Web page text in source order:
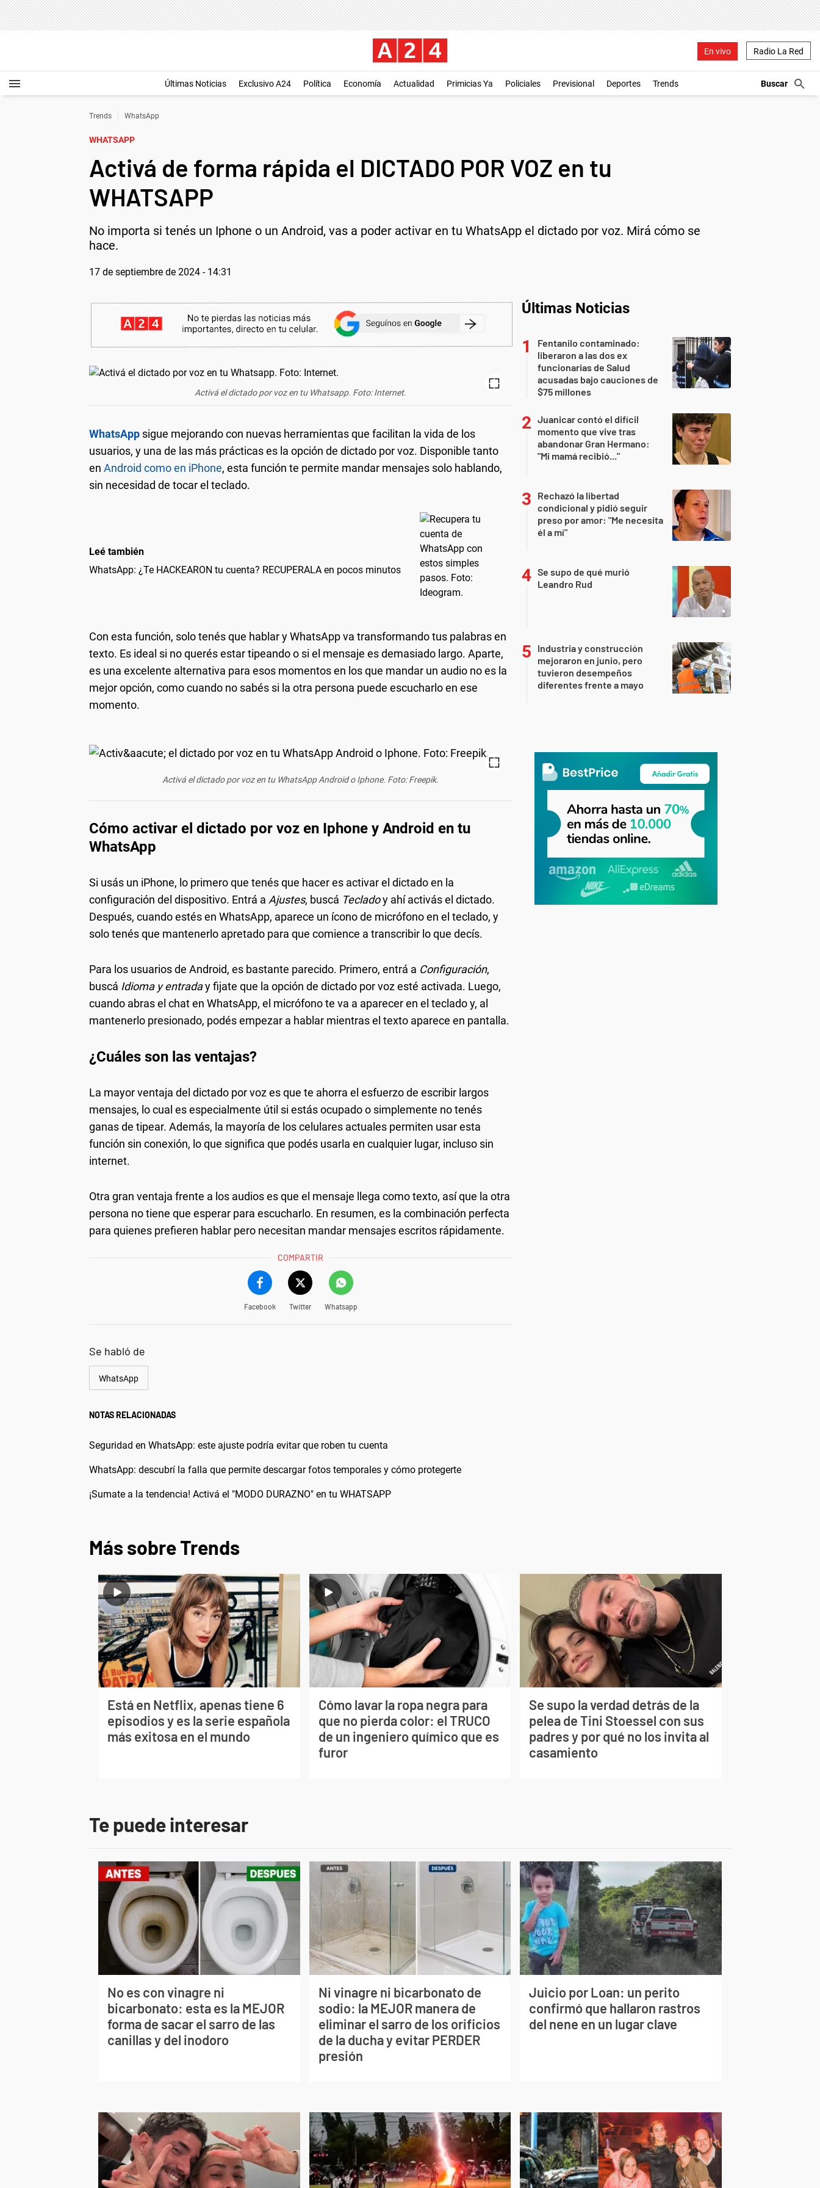
En vivo Radio La Red
Últimas Noticias Exclusivo A24 Política Economía Actualidad Primicias Ya Policiales Previsional Deportes Trends
Trends WhatsApp
WHATSAPP
Activá de forma rápida el DICTADO POR VOZ en tu
WHATSAPP
No importa si tenés un Iphone o un Android, vas a poder activar en tu WhatsApp el dictado por voz. Mirá cómo se
hace.
17 de septiembre de 2024 - 14:31
Activá el dictado por voz en tu Whatsapp. Foto: Internet.
WhatsApp sigue mejorando con nuevas herramientas que facilitan la vida de los
usuarios, y una de las más prácticas es la opción de dictado por voz. Disponible tanto
en Android como en iPhone, esta función te permite mandar mensajes solo hablando,
sin necesidad de tocar el teclado.
Leé también
WhatsApp: ¿Te HACKEARON tu cuenta? RECUPERALA en pocos minutos
Con esta función, solo tenés que hablar y WhatsApp va transformando tus palabras en
texto. Es ideal si no querés estar tipeando o si el mensaje es demasiado largo. Aparte,
es una excelente alternativa para esos momentos en los que mandar un audio no es la
mejor opción, como cuando no sabés si la otra persona puede escucharlo en ese
momento.
Activá el dictado por voz en tu WhatsApp Android o Iphone. Foto: Freepik.
Cómo activar el dictado por voz en Iphone y Android en tu
WhatsApp
Si usás un iPhone, lo primero que tenés que hacer es activar el dictado en la
configuración del dispositivo. Entrá a Ajustes, buscá Tecladoy ahí activás el dictado.
Después, cuando estés en WhatsApp, aparece un ícono de micrófono en el teclado, y
solo tenés que mantenerlo apretado para que comience a transcribir lo que decís.
Para los usuarios de Android, es bastante parecido. Primero, entrá a Configuración,
buscá Idioma y entraday fijate que la opción de dictado por voz esté activada. Luego,
cuando abras el chat en WhatsApp, el micrófono te va a aparecer en el teclado y, al
mantenerlo presionado, podés empezar a hablar mientras el texto aparece en pantalla.
¿Cuáles son las ventajas?
La mayor ventaja del dictado por voz es que te ahorra el esfuerzo de escribir largos
mensajes, lo cual es especialmente útil si estás ocupado o simplemente no tenés
ganas de tipear. Además, la mayoría de los celulares actuales permiten usar esta
función sin conexión, lo que significa que podés usarla en cualquier lugar, incluso sin
internet.
Otra gran ventaja frente a los audios es que el mensaje llega como texto, así que la otra
persona no tiene que esperar para escucharlo. En resumen, es la combinación perfecta
para quienes prefieren hablar pero necesitan mandar mensajes escritos rápidamente.
COMPARTIR
Facebook Twitter Whatsapp
Se habló de
WhatsApp
NOTAS RELACIONADAS
Seguridad en WhatsApp: este ajuste podría evitar que roben tu cuenta
WhatsApp: descubrí la falla que permite descargar fotos temporales y cómo protegerte
¡Sumate a la tendencia! Activá el "MODO DURAZNO" en tu WHATSAPP
Últimas Noticias
Fentanilo contaminado:
liberaron a las dos ex
funcionarias de Salud
acusadas bajo cauciones de
$75 millones
Juanicar contó el difícil
momento que vive tras
abandonar Gran Hermano:
"Mi mamá recibió..."
Rechazó la libertad
condicional y pidió seguir
preso por amor: "Me necesita
él a mí"
Se supo de qué murió
Leandro Rud
Industria y construcción
mejoraron en junio, pero
tuvieron desempeños
diferentes frente a mayo
Más sobre Trends
Está en Netflix, apenas tiene 6
episodios y es la serie española
más exitosa en el mundo
Cómo lavar la ropa negra para
que no pierda color: el TRUCO
de un ingeniero químico que es
furor
Se supo la verdad detrás de la
pelea de Tini Stoessel con sus
padres y por qué no los invita al
casamiento
Te puede interesar
No es con vinagre ni
bicarbonato: esta es la MEJOR
forma de sacar el sarro de las
canillas y del inodoro
Ni vinagre ni bicarbonato de
sodio: la MEJOR manera de
eliminar el sarro de los orificios
de la ducha y evitar PERDER
presión
Juicio por Loan: un perito
confirmó que hallaron rastros
del nene en un lugar clave